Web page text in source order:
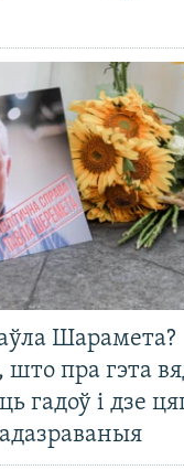
Шарамета?
што пра гэта
гадоў і дзе